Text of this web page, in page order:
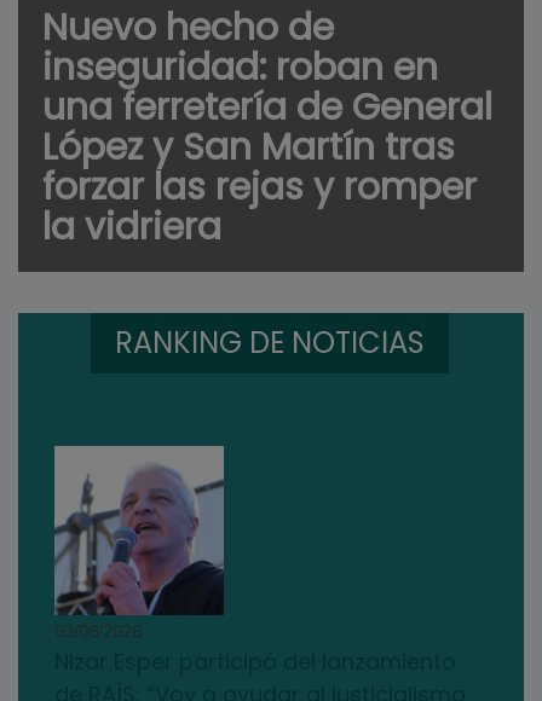
Nuevo hecho de
inseguridad: roban en
una ferretería de General
López y San Martín tras
forzar las rejas y romper
la vidriera
RANKING DE NOTICIAS
03/08/2026